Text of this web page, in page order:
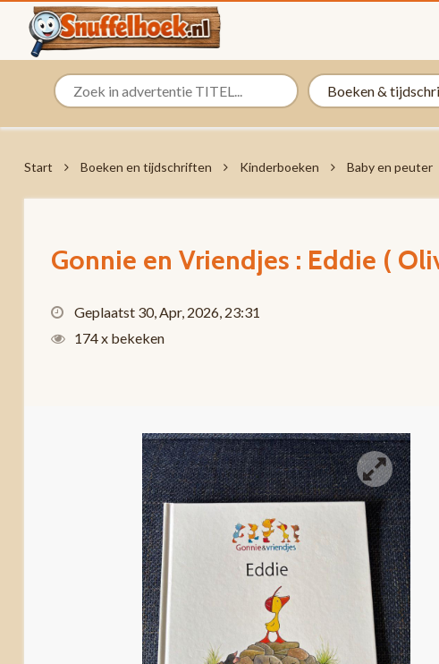
Start Boeken en tijdschriften Kinderboeken Baby en peuter
Gonnie en Vriendjes : Eddie (
Geplaatst 30, Apr, 2026, 23:31
174 x bekeken